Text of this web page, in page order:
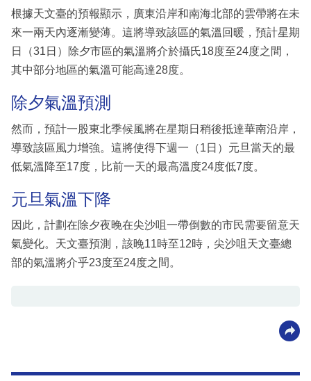
閱
專
區
根據天文臺的預報顯示，廣東沿岸和南海北部的雲帶將在未
來一兩天內逐漸變薄。這將導致該區的氣溫回暖，預計星期
日（31日）除夕市區的氣溫將介於攝氏18度至24度之間，
其中部分地區的氣溫可能高達28度。
除夕氣溫預測
然而，預計一股東北季候風將在星期日稍後抵達華南沿岸，
導致該區風力增強。這將使得下週一（1日）元旦當天的最
低氣溫降至17度，比前一天的最高溫度24度低7度。
元旦氣溫下降
因此，計劃在除夕夜晚在尖沙咀一帶倒數的市民需要留意天
氣變化。天文臺預測，該晚11時至12時，尖沙咀天文臺總
部的氣溫將介乎23度至24度之間。